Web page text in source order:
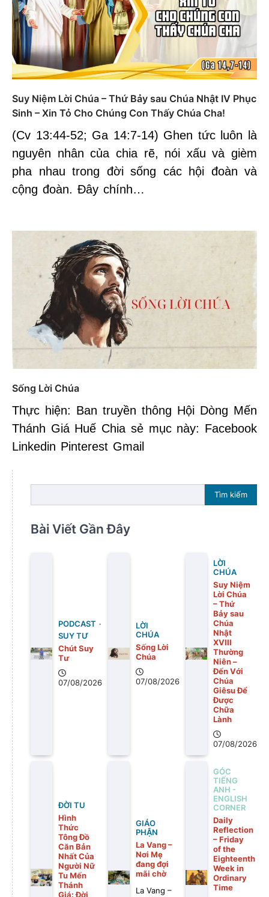
Suy Niệm Lời Chúa – Thứ Bảy sau Chúa Nhật IV Phục
Sinh – Xin Tỏ Cho Chúng Con Thấy Chúa Cha!
(Cv 13:44-52; Ga 14:7-14) Ghen tức luôn là
nguyên nhân của chia rẽ, nói xấu và gièm
pha nhau trong đời sống các hội đoàn và
cộng đoàn. Đây chính…
Sống Lời Chúa
Thực hiện: Ban truyền thông Hội Dòng Mến
Thánh Giá Huế Chia sẻ mục này: Facebook
Linkedin Pinterest Gmail
Tìm kiếm
Bài Viết Gần Đây
PODCAST
SUY TƯ
Chút Suy
Tư
07/08/2026
LỜI
CHÚA
Sống Lời
Chúa
07/08/2026
LỜI
CHÚA
Suy Niệm
Lời Chúa
– Thứ
Bảy sau
Chúa
Nhật
XVIII
Thường
Niên –
Đến Với
Chúa
Giêsu Để
Được
Chữa
Lành
07/08/2026
ĐỜI TU
Hình
Thức
Tông Đồ
Căn Bản
Nhất Của
Người Nữ
Tu Mến
Thánh
Giá: Đời
GIÁO
PHẬN
La Vang –
Nơi Mẹ
đang đợi
mãi chờ
La Vang –
GÓC
TIẾNG
ANH -
ENGLISH
CORNER
Daily
Reflection
– Friday
of the
Eighteenth
Week in
Ordinary
Time